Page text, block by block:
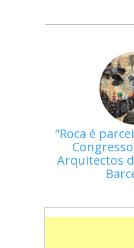
Roca é
Arquitectos